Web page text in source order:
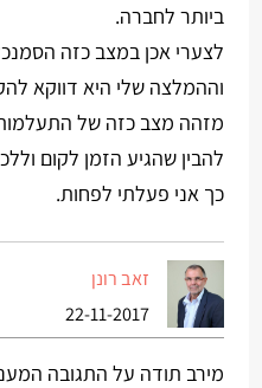
ביותר לחברה.
לצערי אכן במצב כזה
וההמלצה שלי היא דווקא
מזהה מצב כזה של התעלמות
להבין שהגיע הזמן לקום
כך אני פעלתי לפחות.
זאב רונן
22-11-2017
מירב תודה על התגובה